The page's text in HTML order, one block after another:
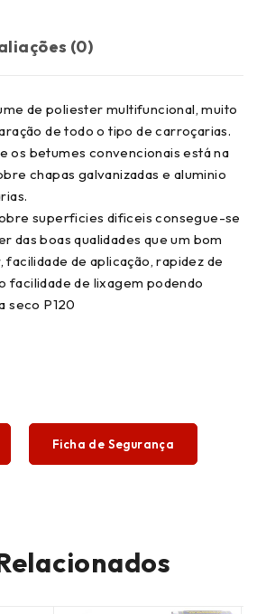
(0)
de poliester multifuncional, muito
de todo o tipo de carroçarias.
os betumes convencionais está na
chapas galvanizadas e aluminio
superficies dificeis consegue-se
das boas qualidades que um bom
de aplicação, rapidez de
facilidade de lixagem podendo
seco P120
Ficha de Segurança